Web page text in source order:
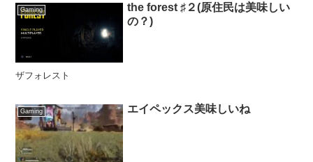
Gaming
the forest ♯２(原住民は美味しい
の？)
ザフォレスト
Gaming エイペックス美味しいね